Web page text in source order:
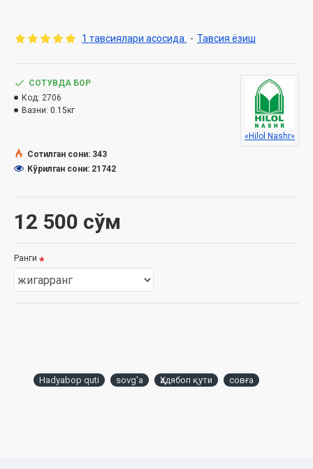
1 тавсиялари асосида. - Тавсия ёзиш
12 500 сўм
СОТУВДА БОР
Код: 2706
Вазни: 0.15кг
«Hilol Nashr»
Сотилган сони: 343
Кўрилган сони: 21742
Ранги
Hadyabop quti sovg'a Ҳадябоп қути совға